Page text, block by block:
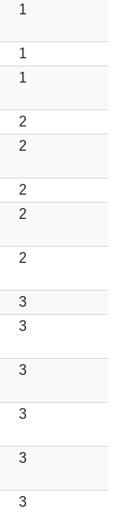
1
1
1
2
2
2
2
2
3
3
3
3
3
3